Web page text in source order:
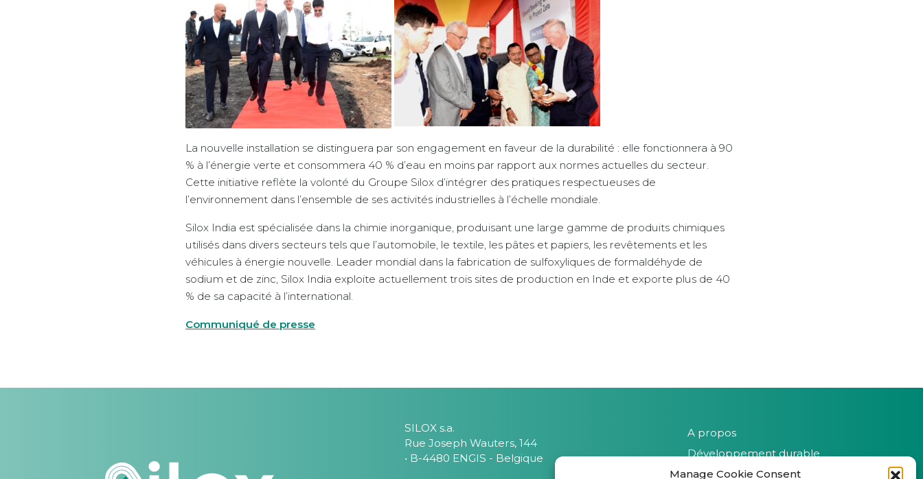
Manage Cookie Consent
La nouvelle installation se distinguera par son engagement en faveur de la durabilité : elle fonctionnera à 90
% à l’énergie verte et consommera 40 % d’eau en moins par rapport aux normes actuelles du secteur.
Cette initiative reflète la volonté du Groupe Silox d’intégrer des pratiques respectueuses de
l’environnement dans l’ensemble de ses activités industrielles à l’échelle mondiale.
Silox India est spécialisée dans la chimie inorganique, produisant une large gamme de produits chimiques
utilisés dans divers secteurs tels que l’automobile, le textile, les pâtes et papiers, les revêtements et les
véhicules à énergie nouvelle. Leader mondial dans la fabrication de sulfoxyliques de formaldéhyde de
sodium et de zinc, Silox India exploite actuellement trois sites de production en Inde et exporte plus de 40
% de sa capacité à l’international.
Communiqué de presse
SILOX s.a.
Rue Joseph Wauters, 144
• B-4480 ENGIS - Belgique
A propos
Développement durable
Innovation